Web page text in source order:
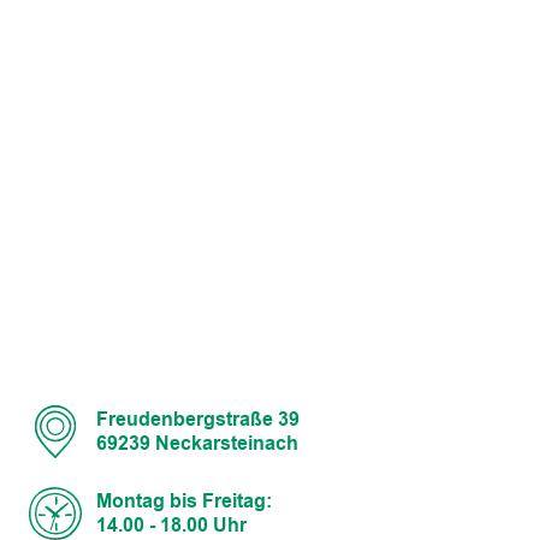
Freudenbergstraße 39
69239 Neckarsteinach
Montag bis Freitag:
14.00 - 18.00 Uhr